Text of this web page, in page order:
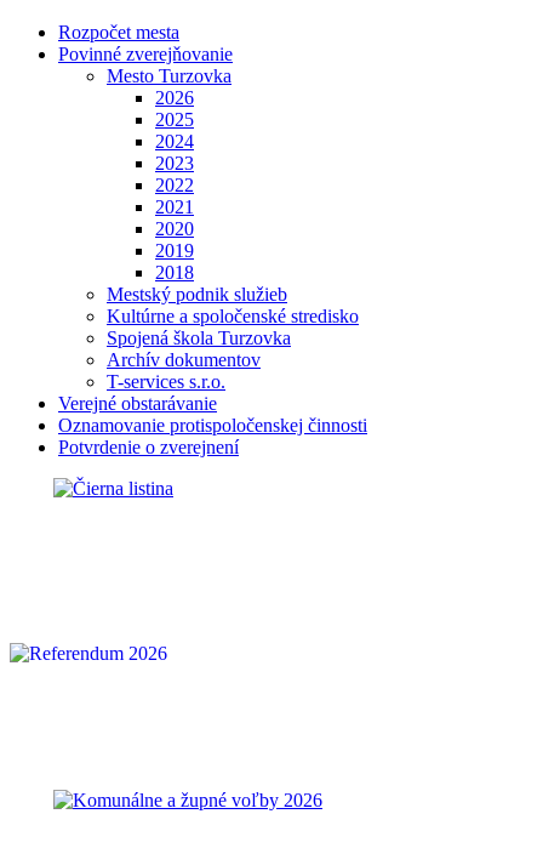
Rozpočet mesta
Povinné zverejňovanie
Mesto Turzovka
2026
2025
2024
2023
2022
2021
2020
2019
2018
Mestský podnik služieb
Kultúrne a spoločenské stredisko
Spojená škola Turzovka
Archív dokumentov
T-services s.r.o.
Verejné obstarávanie
Oznamovanie protispoločenskej činnosti
Potvrdenie o zverejnení